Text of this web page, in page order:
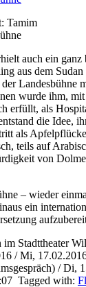
Tamim
auch ein ganz
aus dem
Landesbühne
wurde ihm,
erfüllt, als
die Idee,
als
teils auf
von
– wieder
ein
Stadttheater
/ Mi,
/ Di,
Tagged with: